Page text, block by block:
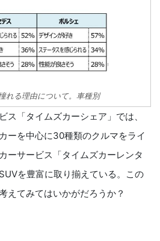
れる理由について。車種別
「タイムズカーシェア」では、
ーを中心に30種類のクルマをライ
ーサービス「タイムズカーレンタ
を豊富に取り揃えている。この
えてみてはいかがだろうか？